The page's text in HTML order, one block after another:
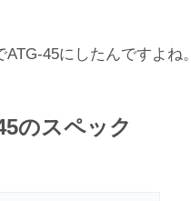
45にしたんですよね。
のスペック